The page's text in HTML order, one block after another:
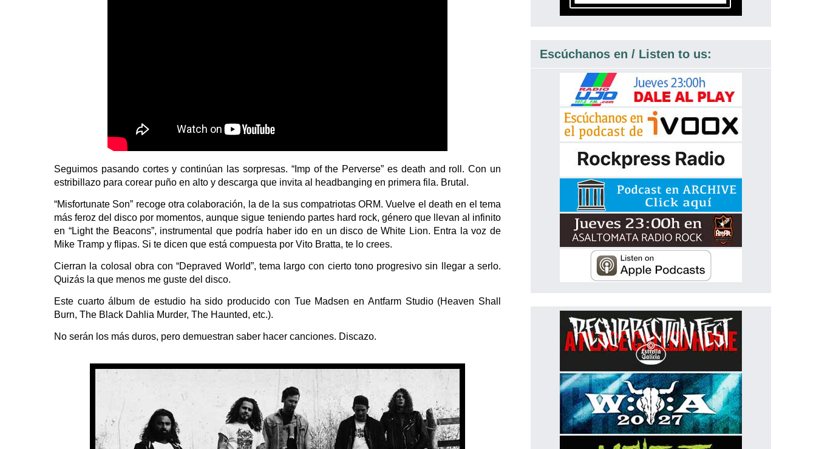
Seguimos pasando cortes y continúan las sorpresas. “Imp of the Perverse” es death and roll. Con un
estribillazo para corear puño en alto y descarga que invita al headbanging en primera fila. Brutal.
“Misfortunate Son” recoge otra colaboración, la de la sus compatriotas ORM. Vuelve el death en el tema
más feroz del disco por momentos, aunque sigue teniendo partes hard rock, género que llevan al infinito
en “Light the Beacons”, instrumental que podría haber ido en un disco de White Lion. Entra la voz de
Mike Tramp y flipas. Si te dicen que está compuesta por Vito Bratta, te lo crees.
Cierran la colosal obra con “Depraved World”, tema largo con cierto tono progresivo sin llegar a serlo.
Quizás la que menos me guste del disco.
Este cuarto álbum de estudio ha sido producido con Tue Madsen en Antfarm Studio (Heaven Shall
Burn, The Black Dahlia Murder, The Haunted, etc.).
No serán los más duros, pero demuestran saber hacer canciones. Discazo.
Escúchanos en / Listen to us: